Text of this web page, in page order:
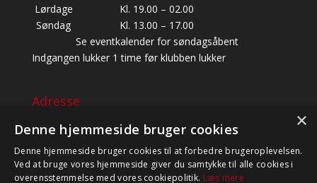
Lørdage
Kl. 19.00 – 02.00
Søndag
Kl. 13.00 – 17.00
Se eventkalender for søndagsåbent
Indgangen lukker 1 time før klubben lukker
Adresse
BALDERSBÆKVEJ 22, 1. SAL,
2635 ISHØJ
CVR: 39454947
TELEFON: +45 60 81 82 83 (BESVARES KUN I
×
Denne hjemmeside bruger cookies
Denne hjemmeside bruger cookies til at forbedre brugeroplevelsen.
Ved at bruge vores hjemmeside giver du samtykke til alle cookies i
overensstemmelse med vores cookiepolitik. Læs mere